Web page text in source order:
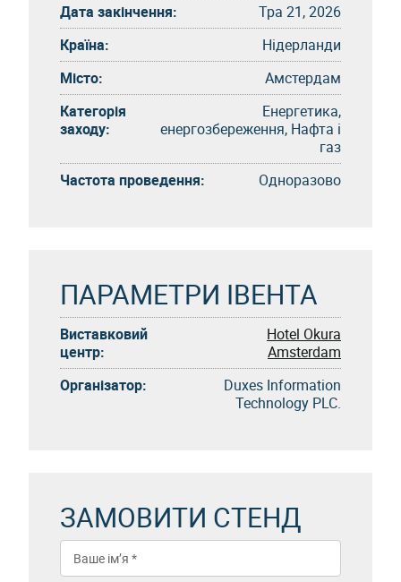
Дата закінчення:
Тра 21, 2026
Країна:
Нідерланди
Місто:
Амстердам
Категорія
заходу:
Енергетика,
енергозбереження, Нафта і
газ
Частота проведення:
Одноразово
ПАРАМЕТРИ ІВЕНТА
Виставковий
центр:
Hotel Okura
Amsterdam
Організатор:
Duxes Information
Technology PLC.
ЗАМОВИТИ СТЕНД